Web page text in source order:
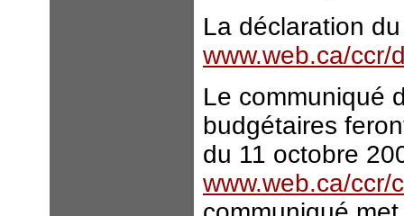
La déclaration
www.web.ca/ccr/
Le communiqué
budgétaires
du 11 octobre
www.web.ca/ccr/